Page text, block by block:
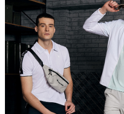
1.分期款項不併入電信帳單，「大哥付你
醒簡訊。
2.透過簡訊連結打開帳單後，可選擇「超
帳／街口支付／iPASS MONEY」等通路
【注意事項】
1.本服務係由「台灣大哥大股份有限公司
用戶於交易時，得透過本服務購買商品或
買賣價金債權讓與本公司後，依約使用本
2.基於同意付款使用「大哥付你分期」之
資料（包含姓名、電話或地址）提供予台
由本公司與您本人進行分期帳單所需資料
3.完整用戶服務條款，請詳閱以下連結：
【「AFTEE先享後付」結帳流程】
１．於結帳方式選擇「AFTEE先享後付」
結帳頁面，進行簡訊認證並確認金額後，
２．訂單成立數日內，您將收到繳費通知
３．收到繳費通知簡訊後14天內，點擊此
ATM／網路銀行／等多元方式進行付款，
※ 請注意：結帳手續完成當下不需立刻繳
購買商品的店家。未經商家同意取消之訂
後付繳納相關費用。
※ 交易是否成功請以「AFTEE先享後付
是否繳費成功／繳費後需取消欲退款等相
客戶支援中心」
https://
每筆NT$80，滿NT$2,000(含以上)免
付款後全家取貨
每筆NT$80，滿NT$2,000(含以上)免
萊爾富取貨付款
每筆NT$80，滿NT$2,000(含以上)免
付款後萊爾富取貨
每筆NT$80，滿NT$2,000(含以上)免